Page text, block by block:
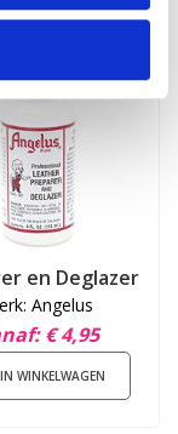
en Deglazer
Angelus
€ 4,95
IN WINKELWAGEN